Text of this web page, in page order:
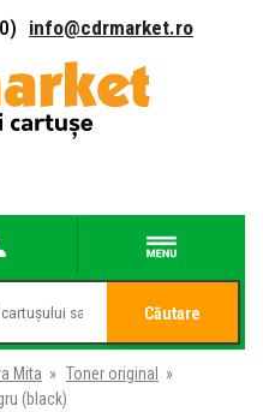
info@cdrmarket.ro
Căutare
Mita » Toner original
»
(black)